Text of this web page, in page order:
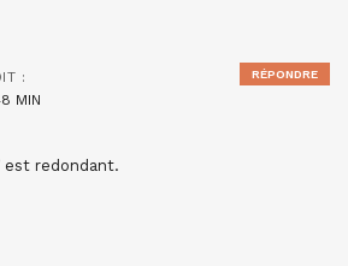
:
MIN
est redondant.
RÉPONDRE